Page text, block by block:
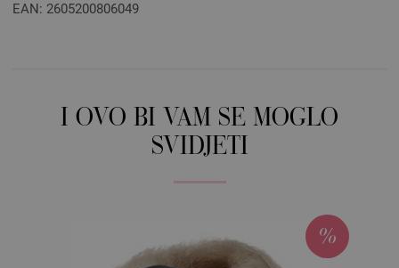
EAN: 2605200806049
I OVO BI VAM SE MOGLO
SVIDJETI